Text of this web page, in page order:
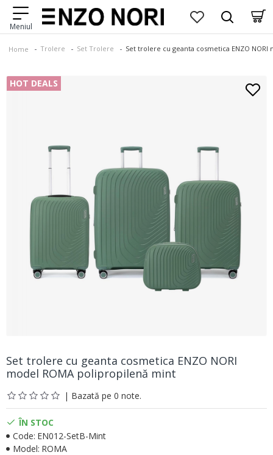
Home Trolere Set Trolere Set trolere cu geanta cosmetica ENZO
HOT DEALS
Set trolere cu geanta cosmetica ENZO NORI
model ROMA polipropilenă mint
| Bazată pe 0 note.
ÎN STOC
Code: EN012-SetB-Mint
Model: ROMA